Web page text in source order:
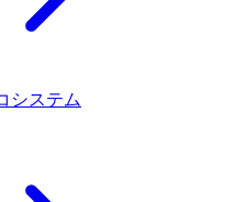
システム